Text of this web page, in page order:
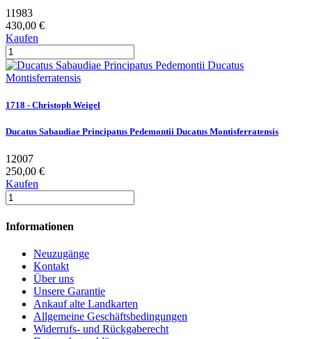
11983
430,00 €
Kaufen
1718 - Christoph Weigel
Ducatus Sabaudiae Principatus Pedemontii Ducatus Montisferratensis
12007
250,00 €
Kaufen
Informationen
Neuzugänge
Kontakt
Über uns
Unsere Garantie
Ankauf alte Landkarten
Allgemeine Geschäftsbedingungen
Widerrufs- und Rückgaberecht